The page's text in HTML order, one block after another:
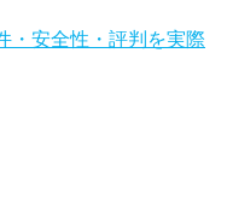
・安全性・評判を実際